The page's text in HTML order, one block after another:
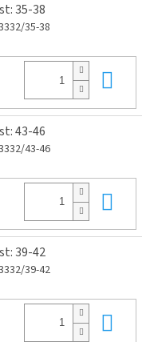
35-38
35-38
43-46
43-46
39-42
39-42